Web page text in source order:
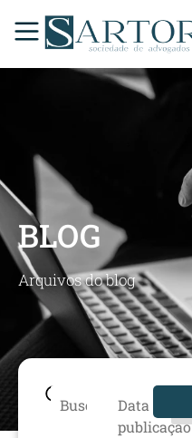
BLOG
Arquivos do blog
Data de
publicação